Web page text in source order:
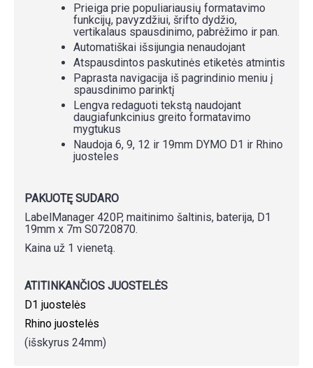
Prieiga prie populiariausių formatavimo
funkcijų, pavyzdžiui, šrifto dydžio,
vertikalaus spausdinimo, pabrėžimo ir pan.
Automatiškai išsijungia nenaudojant
Atspausdintos paskutinės etiketės atmintis
Paprasta navigacija iš pagrindinio meniu į
spausdinimo parinktį
Lengva redaguoti tekstą naudojant
daugiafunkcinius greito formatavimo
mygtukus
Naudoja 6, 9, 12 ir 19mm DYMO D1 ir Rhino
juosteles
PAKUOTĘ SUDARO
LabelManager 420P, maitinimo šaltinis, baterija, D1
19mm x 7m S0720870.
Kaina už 1 vienetą.
ATITINKANČIOS JUOSTELĖS
D1 juostelės
Rhino juostelės
(išskyrus 24mm)